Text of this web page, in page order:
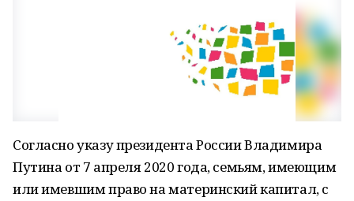
Согласно указу президента России Владимира
Путина от 7 апреля 2020 года, семьям, имеющим
или имевшим право на материнский капитал, с